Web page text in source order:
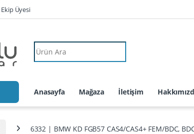
Ekip Üyesi
Search for:
Anasayfa Mağaza İletişim
6332 | BMW KD FGB57 CAS4/CAS4+ FEM/BDC,